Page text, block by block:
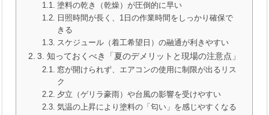
塗料の乾き（乾燥）が圧倒的に早い
日照時間が長く、1日の作業時間をしっかり確保で
きる
スケジュール（着工希望日）の融通が利きやすい
3. 知っておくべき「夏のデメリットと現場の注意点」
窓が開けられず、エアコンの使用に制限が出るリス
ク
夕立（ゲリラ豪雨）や台風の影響を受けやすい
気温の上昇により塗料の「匂い」を感じやすくなる